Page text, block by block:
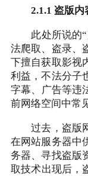
2.1.1 盗版内
此处所说的“
法爬取、盗录、
下擅自获取影视
利益，不法分子
字幕、广告等违
前网络空间中常
过去，盗版网
在网站服务器中
务器、寻找盗版
取技术出现后，